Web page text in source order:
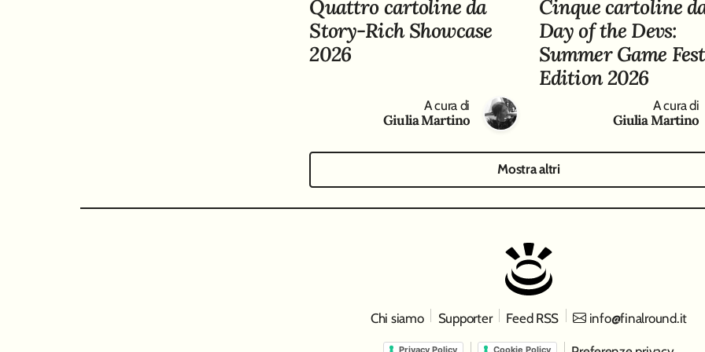
Quattro cartoline da
Story-Rich Showcase
2026
A cura di
Giulia Martino
Cinque cartoline
Day of the Devs:
Summer Game Fest
Edition 2026
A cura di
Giulia Martino
Mostra altri
Chi siamo Supporter Feed RSS info@finalround.it
Privacy Policy Cookie Policy